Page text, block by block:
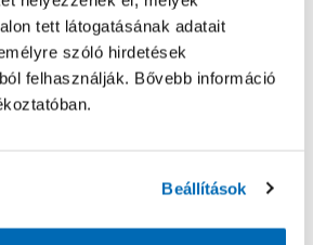
tett látogatásának adatait
szóló hirdetések
felhasználják. Bővebb információ
Beállítások